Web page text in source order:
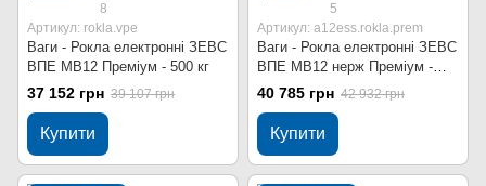
8
Артикул: rokla.vpe
Ваги - Рокла електронні ЗЕВС
ВПЕ МВ12 Преміум - 500 кг
37 152 грн 39 107 грн
Купити
5
Артикул: a12ess.rokla.prem
Ваги - Рокла електронні ЗЕВС
ВПЕ МВ12 нерж Преміум -
300 кг
40 785 грн 42 932 грн
Купити